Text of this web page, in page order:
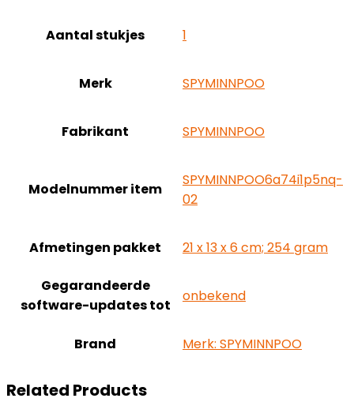
Aantal stukjes ‎1
Merk ‎SPYMINNPOO
Fabrikant ‎SPYMINNPOO
Modelnummer item
‎SPYMINNPOO6a74i1p5nq-
02
Afmetingen pakket ‎21 x 13 x 6 cm; 254 gram
Gegarandeerde
software-updates tot
‎onbekend
Brand Merk: SPYMINNPOO
Related Products